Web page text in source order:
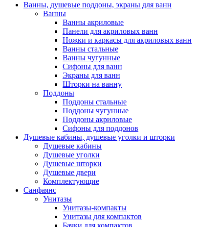
Ванны, душевые поддоны, экраны для ванн
Ванны
Ванны акриловые
Панели для акриловых ванн
Ножки и каркасы для акриловых ванн
Ванны стальные
Ванны чугунные
Сифоны для ванн
Экраны для ванн
Шторки на ванну
Поддоны
Поддоны стальные
Поддоны чугунные
Поддоны акриловые
Сифоны для поддонов
Душевые кабины, душевые уголки и шторки
Душевые кабины
Душевые уголки
Душевые шторки
Душевые двери
Комплектующие
Санфаянс
Унитазы
Унитазы-компакты
Унитазы для компактов
Бачки для компактов